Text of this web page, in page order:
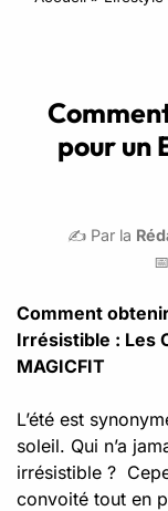
pour un
✍️ Par la
Comment
Irrésistible : Les
MAGICFIT
L’été est
soleil. Qui n’a
irrésistible ?
convoité tout en